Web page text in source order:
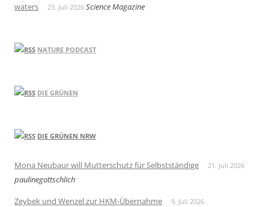
waters
23. Juli 2026 Science Magazine
NATURE PODCAST
DIE GRÜNEN
DIE GRÜNEN NRW
Mona Neubaur will Mutterschutz für Selbstständige 21. Juli 2026
paulinegottschlich
Zeybek und Wenzel zur HKM-Übernahme
9. Juli 2026